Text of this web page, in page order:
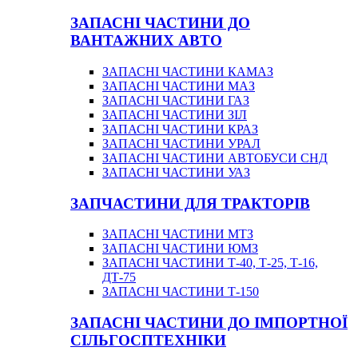
ЗАПАСНІ ЧАСТИНИ ДО
ВАНТАЖНИХ АВТО
ЗАПАСНІ ЧАСТИНИ КАМАЗ
ЗАПАСНІ ЧАСТИНИ МАЗ
ЗАПАСНІ ЧАСТИНИ ГАЗ
ЗАПАСНІ ЧАСТИНИ ЗІЛ
ЗАПАСНІ ЧАСТИНИ КРАЗ
ЗАПАСНІ ЧАСТИНИ УРАЛ
ЗАПАСНІ ЧАСТИНИ АВТОБУСИ СНД
ЗАПАСНІ ЧАСТИНИ УАЗ
ЗАПЧАСТИНИ ДЛЯ ТРАКТОРІВ
ЗАПАСНІ ЧАСТИНИ МТЗ
ЗАПАСНІ ЧАСТИНИ ЮМЗ
ЗАПАСНІ ЧАСТИНИ Т-40, Т-25, Т-16,
ДТ-75
ЗАПАСНІ ЧАСТИНИ Т-150
ЗАПАСНІ ЧАСТИНИ ДО ІМПОРТНОЇ
СІЛЬГОСПТЕХНІКИ